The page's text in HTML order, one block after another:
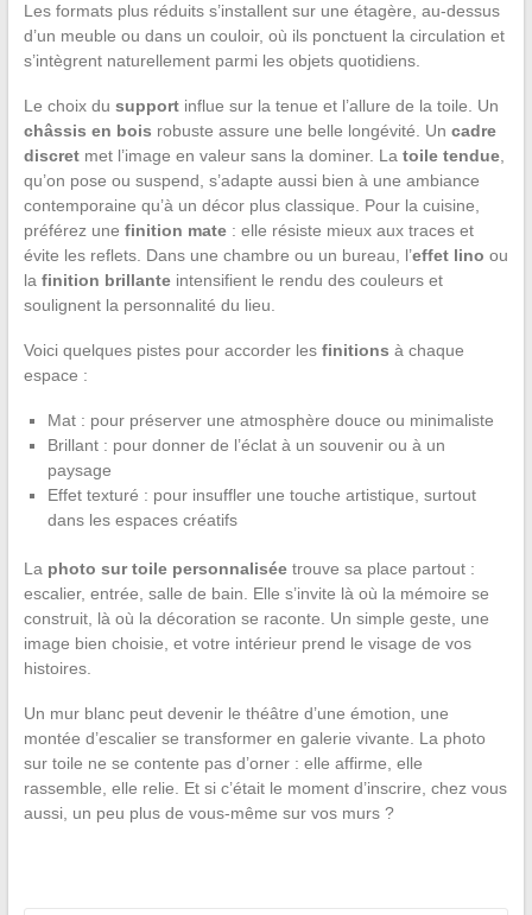
Les formats plus réduits s’installent sur une étagère, au-dessus
d’un meuble ou dans un couloir, où ils ponctuent la circulation et
s’intègrent naturellement parmi les objets quotidiens.
Le choix du supportinflue sur la tenue et l’allure de la toile. Un
châssis en bois robuste assure une belle longévité. Un cadre
discretmet l’image en valeur sans la dominer. La toile tendue,
qu’on pose ou suspend, s’adapte aussi bien à une ambiance
contemporaine qu’à un décor plus classique. Pour la cuisine,
préférez une finition mate: elle résiste mieux aux traces et
évite les reflets. Dans une chambre ou un bureau, l’effet lino ou
la finition brillanteintensifient le rendu des couleurs et
soulignent la personnalité du lieu.
Voici quelques pistes pour accorder les finitions à chaque
espace :
Mat : pour préserver une atmosphère douce ou minimaliste
Brillant : pour donner de l’éclat à un souvenir ou à un
paysage
Effet texturé : pour insuffler une touche artistique, surtout
dans les espaces créatifs
La photo sur toile personnaliséetrouve sa place partout :
escalier, entrée, salle de bain. Elle s’invite là où la mémoire se
construit, là où la décoration se raconte. Un simple geste, une
image bien choisie, et votre intérieur prend le visage de vos
histoires.
Un mur blanc peut devenir le théâtre d’une émotion, une
montée d’escalier se transformer en galerie vivante. La photo
sur toile ne se contente pas d’orner : elle affirme, elle
rassemble, elle relie. Et si c’était le moment d’inscrire, chez vous
aussi, un peu plus de vous-même sur vos murs ?